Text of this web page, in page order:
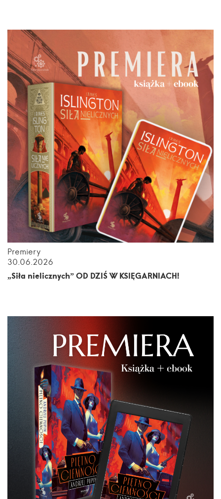
Premiery
30.06.2026
„Siła nielicznych” OD DZIŚ W KSIĘGARNIACH!